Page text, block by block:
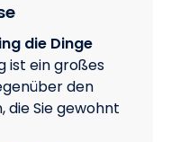
die Dinge
ist ein großes
den
Sie gewohnt